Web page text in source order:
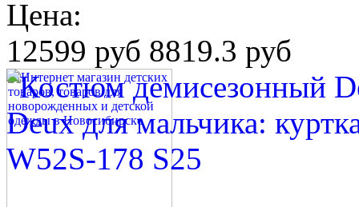
Цена:
12599 руб 8819.3 руб